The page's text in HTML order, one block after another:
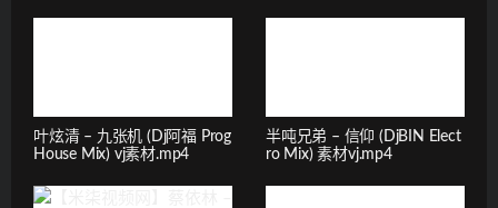
叶炫清 – 九张机 (Dj阿福 Prog
House Mix) vj素材.mp4
半吨兄弟 – 信仰 (DjBIN Elect
ro Mix) 素材vj.mp4